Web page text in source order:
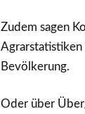
Zudem sagen
Agrarstatistiken
Bevölkerung.
Oder über